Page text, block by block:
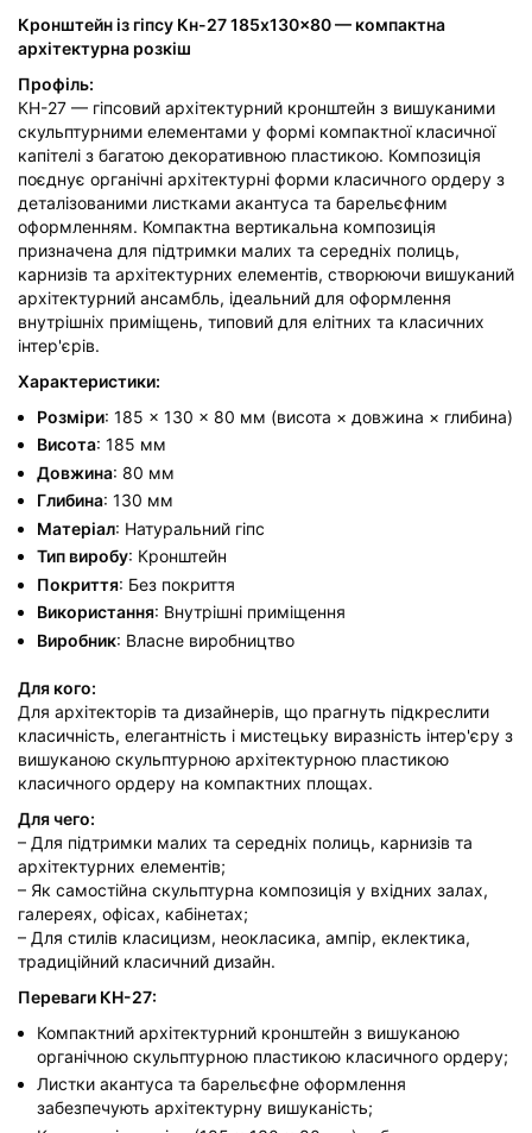
Кронштейн із гіпсу Кн-27 185x130x80 — компактна
архітектурна розкіш
Профіль:
КН-27 — гіпсовий архітектурний кронштейн з вишуканими
скульптурними елементами у формі компактної класичної
капітелі з багатою декоративною пластикою. Композиція
поєднує органічні архітектурні форми класичного ордеру з
деталізованими листками акантуса та барельєфним
оформленням. Компактна вертикальна композиція
призначена для підтримки малих та середніх полиць,
карнизів та архітектурних елементів, створюючи вишуканий
архітектурний ансамбль, ідеальний для оформлення
внутрішніх приміщень, типовий для елітних та класичних
інтер'єрів.
Характеристики:
Розміри: 185 × 130 × 80 мм (висота × довжина × глибина)
Висота: 185 мм
Довжина: 80 мм
Глибина: 130 мм
Матеріал: Натуральний гіпс
Тип виробу: Кронштейн
Покриття: Без покриття
Використання: Внутрішні приміщення
Виробник: Власне виробництво
Для кого:
Для архітекторів та дизайнерів, що прагнуть підкреслити
класичність, елегантність і мистецьку виразність інтер'єру з
вишуканою скульптурною архітектурною пластикою
класичного ордеру на компактних площах.
Для чего:
– Для підтримки малих та середніх полиць, карнизів та
архітектурних елементів;
– Як самостійна скульптурна композиція у вхідних залах,
галереях, офісах, кабінетах;
– Для стилів класицизм, неокласика, ампір, еклектика,
традиційний класичний дизайн.
Переваги КН-27:
Компактний архітектурний кронштейн з вишуканою
органічною скульптурною пластикою класичного ордеру;
Листки акантуса та барельєфне оформлення
забезпечують архітектурну вишуканість;